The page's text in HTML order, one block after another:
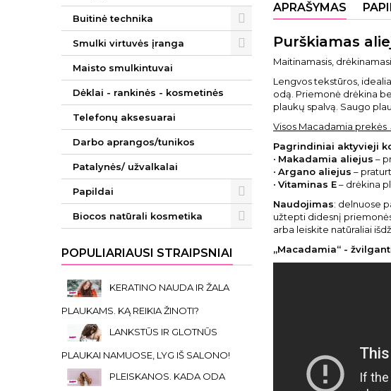
Buitinė technika
Smulki virtuvės įranga
Maisto smulkintuvai
Dėklai - rankinės - kosmetinės
Telefonų aksesuarai
Darbo aprangos/tunikos
Patalynės/ užvalkalai
Papildai
Biocos natūrali kosmetika
POPULIARIAUSI STRAIPSNIAI
KERATINO NAUDA IR ŽALA
PLAUKAMS. KĄ REIKIA ŽINOTI?
LANKSTŪS IR GLOTNŪS
PLAUKAI NAMUOSE, LYG IŠ SALONO!
PLEISKANOS. KADA ODA
APRAŠYMAS
Purškiamas
Maitinamasis,
Lengvos tekstūros,
odą. Priemonė drėkina
plaukų spalvą. Saugo
Visos Macadamia prekės
Pagrindiniai aktyvieji
• Makadamia aliejus –
• Argano aliejus –
• Vitaminas E– drėkina
Naudojimas: delnuose
užtepti didesnį
arba leiskite natūraliai
„Macadamia“ -